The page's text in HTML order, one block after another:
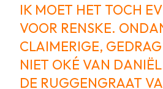
IK MOET HET TOCH
VOOR RENSKE.
CLAIMERIGE,
NIET OKÉ VAN
DE RUGGENGRAAT